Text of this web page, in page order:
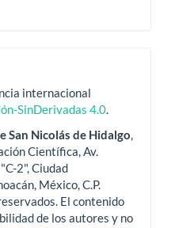
internacional
SinDerivadas 4.0.
San Nicolás de Hidalgo,
Científica, Av.
2", Ciudad
México, C.P.
El contenido
de los autores y no